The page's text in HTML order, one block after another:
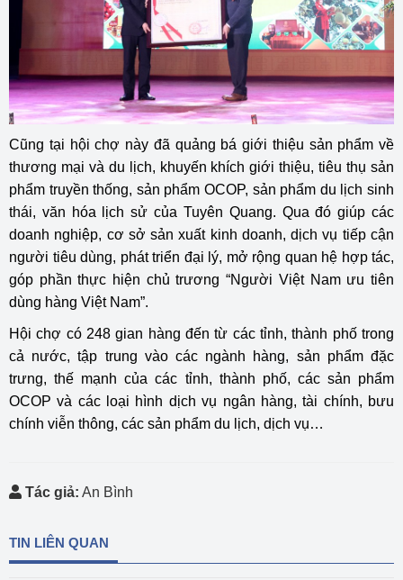
Cũng tại hội chợ này đã quảng bá giới thiệu sản phẩm về
thương mại và du lịch, khuyến khích giới thiệu, tiêu thụ sản
phẩm truyền thống, sản phẩm OCOP, sản phẩm du lịch sinh
thái, văn hóa lịch sử của Tuyên Quang. Qua đó giúp các
doanh nghiệp, cơ sở sản xuất kinh doanh, dịch vụ tiếp cận
người tiêu dùng, phát triển đại lý, mở rộng quan hệ hợp tác,
góp phần thực hiện chủ trương “Người Việt Nam ưu tiên
dùng hàng Việt Nam”.
Hội chợ có 248 gian hàng đến từ các tỉnh, thành phố trong
cả nước, tập trung vào các ngành hàng, sản phẩm đặc
trưng, thế mạnh của các tỉnh, thành phố, các sản phẩm
OCOP và các loại hình dịch vụ ngân hàng, tài chính, bưu
chính viễn thông, các sản phẩm du lịch, dịch vụ…
Tác giả: An Bình
TIN LIÊN QUAN